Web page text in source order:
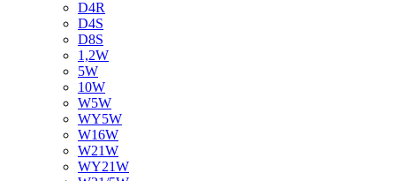
D4R
D4S
D8S
1,2W
5W
10W
W5W
WY5W
W16W
W21W
WY21W